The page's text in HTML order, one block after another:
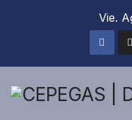
Vie.